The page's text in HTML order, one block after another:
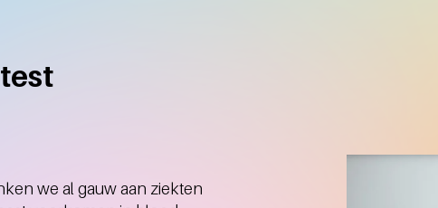
we al gauw aan ziekten